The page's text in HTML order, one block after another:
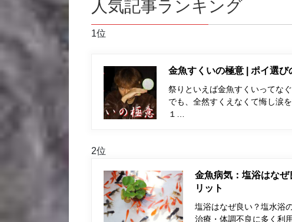
人気記事ランキング
1位
金魚すくいの極意 | ポイ選
祭りといえば金魚すくいってな
でも、全然すくえなくて悔し涙
１…
2位
金魚病気：塩浴はな
リット
塩浴はなぜ良い？塩水浴
治療・体調不良に多く利